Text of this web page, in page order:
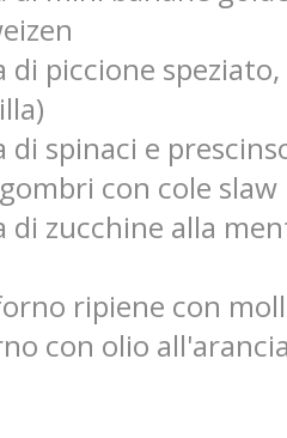
di piccione
di spinaci e
con cole slaw
di zucchine alla
ripiene con
con olio